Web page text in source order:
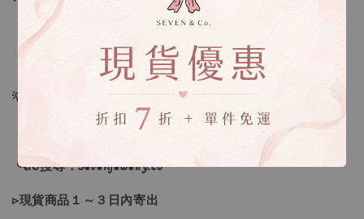
【款式】 ：黑色、木炭灰、淺褐色
【尺寸】 ：S、M、L、XL
💡訂單依照下單順序為主唷！
🔍IG搜尋：Sevenjewelry.co
▹現貨商品１～３日內寄出